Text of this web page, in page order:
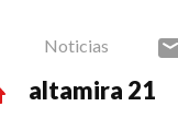
Noticias
altamira 21